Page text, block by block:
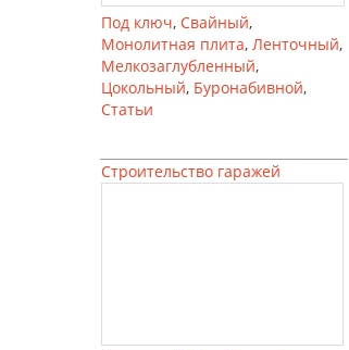
Под ключ, Свайный,
Монолитная плита, Ленточный,
Мелкозаглубленный,
Цокольный, Буронабивной,
Статьи
Строительство гаражей